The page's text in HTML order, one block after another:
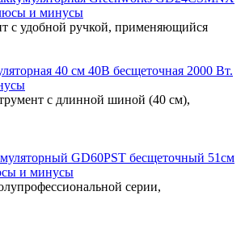
и минусы
с удобной ручкой, применяющийся
40 см 40В бесщеточная 2000 Вт.
с длинной шиной (40 см),
GD60PST бесщеточный 51см
и минусы
серии,